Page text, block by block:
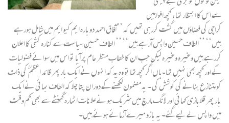
سے اس کا انتظار تھا ، کچھ افواہیں
کراچی کی فضاؤں میں گشت کررہی تھیں کہ ’’آفاق احمد دوبارہ ایم کیو ایم میں شامل ہورہے
ہیں‘‘ ’’الطاف حسین واپس آرہے ہیں‘‘ ’’ الطاف حسین سیاست سے کنارہ کشی کا اعلان
کررہے ہیں وغیرہ وغیرہ لیکن جب ان کا خطاب منظر عام پر آیا تو اس میں سوائے فضولیات
کے اور کچھ بھی نہیں تھا۔ہاں اگر کچھ تھا تو وہ یہ کہ انہوں نے ایک بار پھر قائد اعظم ؒ کی ذات
کو متنازع بنانے کی کوشش کی ۔ یہ مضمون لکھنے کے دوران پتا چلا کہ الطاف بھائی نے ایک
بار پھر قلابازی کھائی اور لانگ مارچ میں شریک ہونے علانات اٹھارہ گھنٹے سے بھی کم وقت
میں واپس لے لیے گئے۔ یہ بازو میرے آزمائے ہوئے ہیں۔